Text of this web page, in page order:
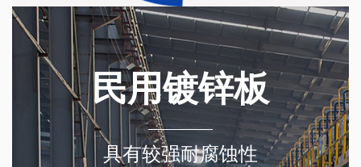
民用镀锌板
具有较强耐腐蚀性